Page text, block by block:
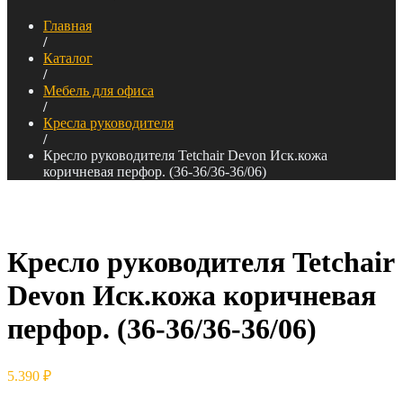
Главная
/
Каталог
/
Мебель для офиса
/
Кресла руководителя
/
Кресло руководителя Tetchair Devon Иск.кожа
коричневая перфор. (36-36/36-36/06)
Кресло руководителя Tetchair
Devon Иск.кожа коричневая
перфор. (36-36/36-36/06)
5.390 ₽